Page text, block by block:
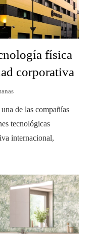
física
corporativa
de las compañías
tecnológicas
internacional,